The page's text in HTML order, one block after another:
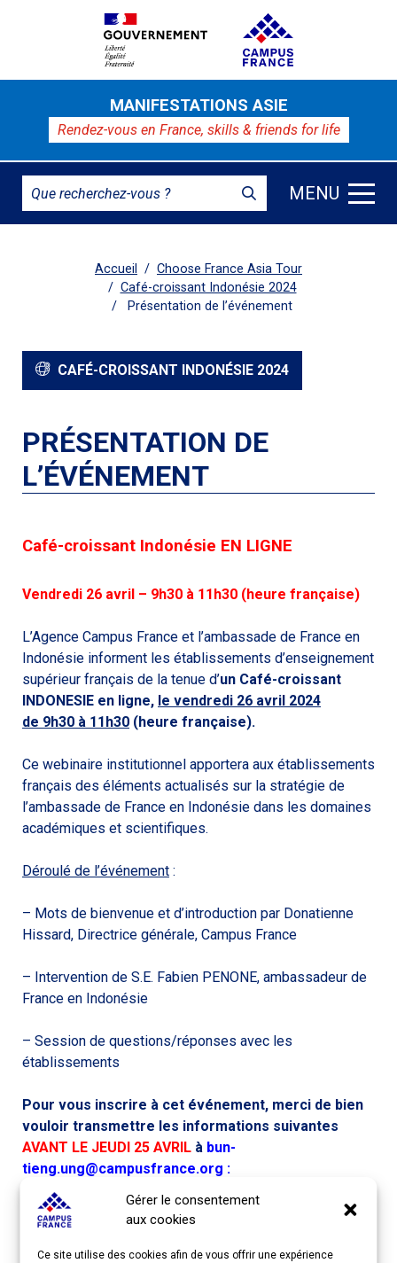
Gérer le consentement
aux cookies
Ce site utilise des cookies afin de vous offrir une expérience
MANIFESTATIONS ASIE
Rendez-vous en France, skills & friends for life
MENU
Accueil
Choose France Asia Tour
Café-croissant Indonésie 2024
Présentation de l’événement
CAFÉ-CROISSANT INDONÉSIE 2024
PRÉSENTATION DE
L’ÉVÉNEMENT
Café-croissant Indonésie EN LIGNE
Vendredi 26 avril – 9h30 à 11h30 (heure française)
L’Agence Campus France et l’ambassade de France en
Indonésie informent les établissements d’enseignement
supérieur français de la tenue d’un Café-croissant
INDONESIE en ligne, le vendredi 26 avril 2024
de 9h30 à 11h30 (heure française).
Ce webinaire institutionnel apportera aux établissements
français des éléments actualisés sur la stratégie de
l’ambassade de France en Indonésie dans les domaines
académiques et scientifiques.
Déroulé de l’événement :
– Mots de bienvenue et d’introduction par Donatienne
Hissard, Directrice générale, Campus France
– Intervention de S.E. Fabien PENONE, ambassadeur de
France en Indonésie
– Session de questions/réponses avec les
établissements
Pour vous inscrire à cet événement, merci de bien
vouloir transmettre les informations suivantes
AVANT LE JEUDI 25 AVRIL à bun-
tieng.ung@campusfrance.org :
– Nom de votre établissement
– Prénom, nom, fonction et email de vos
participants